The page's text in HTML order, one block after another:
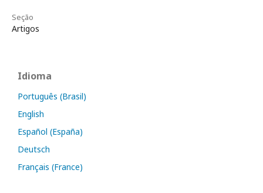
Seção
Artigos
Idioma
Português (Brasil)
English
Español (España)
Deutsch
Français (France)